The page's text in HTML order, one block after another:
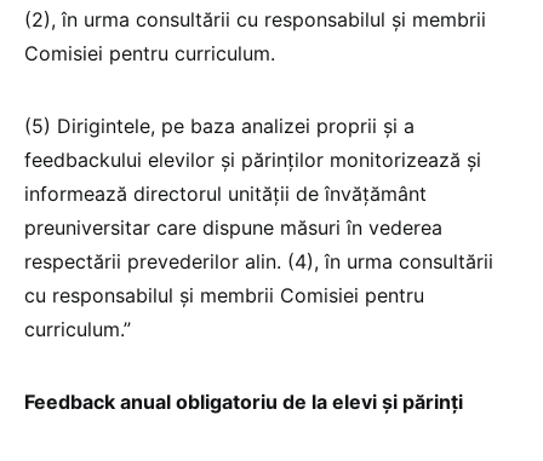
(2), în urma consultării cu responsabilul și membrii
Comisiei pentru curriculum.
(5) Dirigintele, pe baza analizei proprii și a
feedbackului elevilor și părinților monitorizează și
informează directorul unității de învățământ
preuniversitar care dispune măsuri în vederea
respectării prevederilor alin. (4), în urma consultării
cu responsabilul și membrii Comisiei pentru
curriculum.”
Feedback anual obligatoriu de la elevi și părinți